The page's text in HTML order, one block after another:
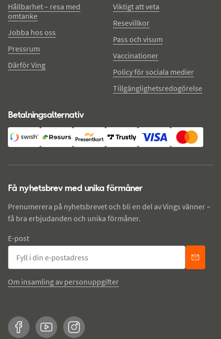
Hållbarhet – resa med
omtanke
Jobba hos oss
Pressrum
Därför Ving
Viktigt att veta
Resevillkor
Pass och visum
Vaccinationer
Policy för sociala medier
Tillgänglighetsredogörelse
Betalningsalternativ
Få nyhetsbrev med unika förmåner
Prenumerera på nyhetsbrevet och bli en del av Vings vänner –
få bra erbjudanden och unika förmåner.
E-post
Om insamling av personuppgifter
FacebookYouTubeInstagram